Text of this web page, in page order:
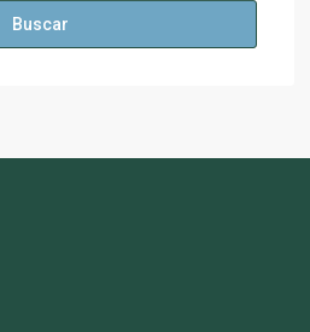
Buscar